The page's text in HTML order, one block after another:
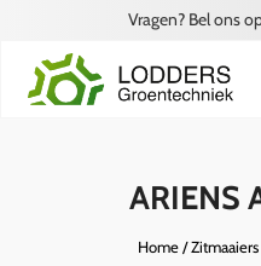
Vragen? Bel ons
ARIENS
Home/Zitmaaiers